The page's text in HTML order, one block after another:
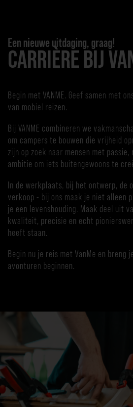
Een nieuwe uitdaging, graag!
CARRIÈRE BIJ
Begin met VANME. Geef samen met
van mobiel reizen.
Bij VANME combineren we
om campers te bouwen die vrijheid
zijn op zoek naar mensen met
ambitie om iets buitengewoons te
In de werkplaats, bij het ontwerp, de
verkoop - bij ons maak je niet alleen
je een levenshouding. Maak deel uit
kwaliteit, precisie en echt
heeft staan.
Begin nu je reis met VanMe en breng
avonturen beginnen.